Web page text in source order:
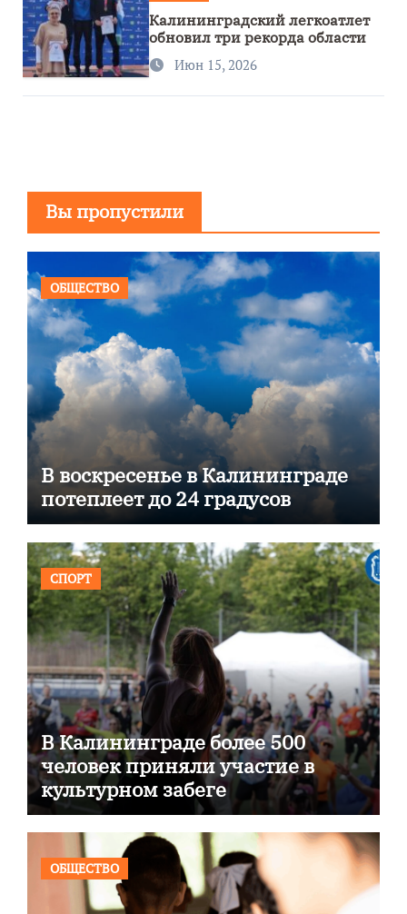
Калининградский легкоатлет
обновил три рекорда области
Июн 15, 2026
Вы пропустили
ОБЩЕСТВО
В воскресенье в Калининграде
потеплеет до 24 градусов
СПОРТ
В Калининграде более 500
человек приняли участие в
культурном забеге
ОБЩЕСТВО